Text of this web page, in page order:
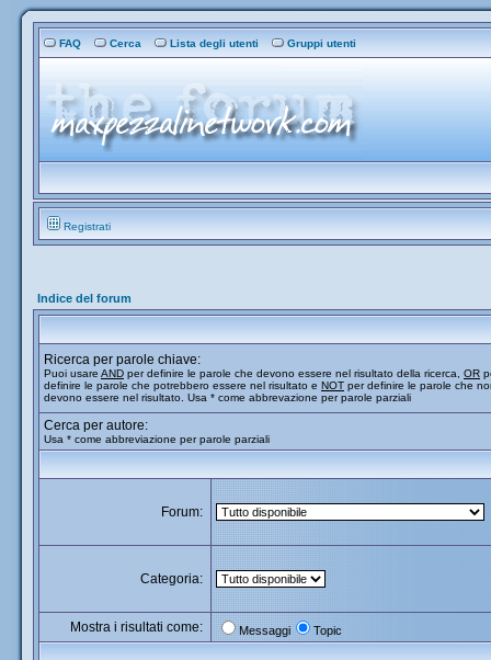
FAQ Cerca Lista degli utenti Gruppi utenti
Registrati
Indice del forum
Ricerca per parole chiave:
Puoi usare AND per definire le parole che devono essere nel risultato della ricerca, OR
definire le parole che potrebbero essere nel risultato e NOT per definire le parole che
devono essere nel risultato. Usa * come abbrevazione per parole parziali
Cerca per autore:
Usa * come abbreviazione per parole parziali
Forum:
Categoria:
Mostra i risultati come: Messaggi Topic